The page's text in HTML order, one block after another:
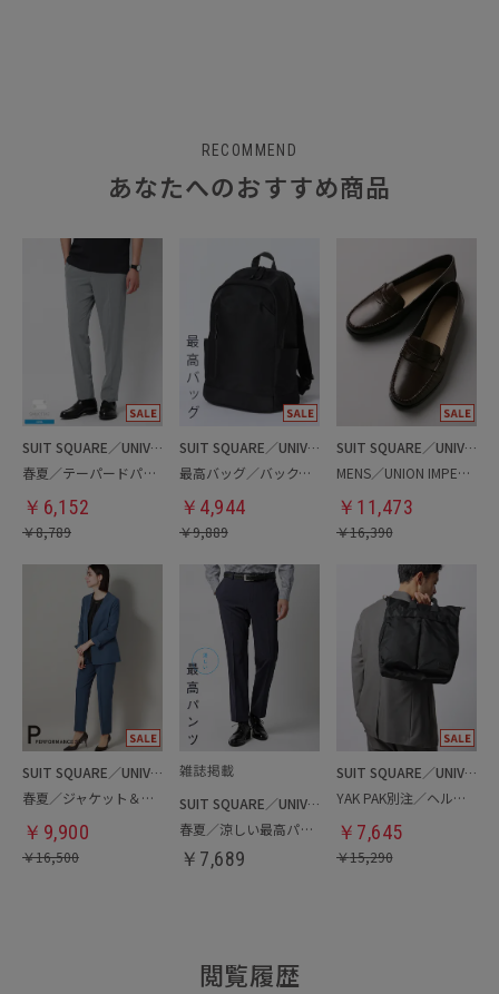
RECOMMEND
あなたへのおすすめ商品
SUIT SQUARE／UNIVERSAL LANGUAGE
春夏／テーパードパンツ
￥ 6,152
￥8,789
SUIT SQUARE／UNIVERSAL LANGUAGE
最高バッグ／バックパック
￥ 4,944
￥9,889
SUIT SQUARE／UNIVERSAL LANGUAGE
MENS／UNION IMPERIAL監修／コインローファー
￥ 11,473
￥16,390
SUIT SQUARE／UNIVERSAL LANGUAGE／WHITE
春夏／ジャケット＆パンツセットアップ／洗濯ネット付き
￥ 9,900
￥16,500
SUIT SQUARE／UNIVERSAL LANGUAGE
春夏／涼しい最高パンツ
￥ 7,689
SUIT SQUARE／UNIVERSAL LANGUAGE
YAK PAK別注／ヘルメットバッグ
￥ 7,645
￥15,290
閲覧履歴